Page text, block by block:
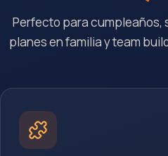
Perfecto para cumpleaños,
planes en familia y team